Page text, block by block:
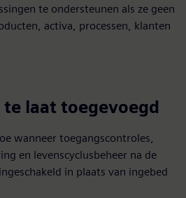
te ondersteunen als ze geen
activa, processen, klanten
te laat toegevoegd
wanneer toegangscontroles,
en levenscyclusbeheer na de
in plaats van ingebed